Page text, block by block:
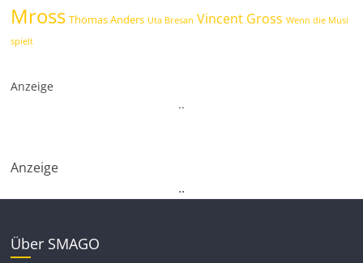
Mross Thomas Anders Uta Bresan Vincent Gross Wenn die Musi
spielt
Anzeige
..
Anzeige
..
Über SMAGO